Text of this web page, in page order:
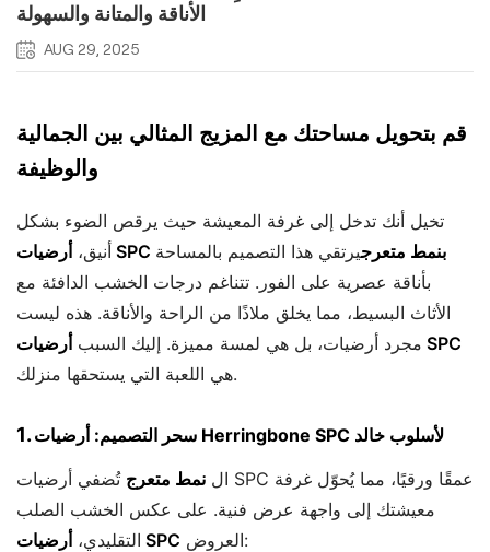
الأناقة والمتانة والسهولة
AUG 29, 2025
قم بتحويل مساحتك مع المزيج المثالي بين الجمالية
والوظيفة
تخيل أنك تدخل إلى غرفة المعيشة حيث يرقص الضوء بشكل
أنيق،
أرضيات SPC بنمط متعرجيرتقي هذا التصميم بالمساحة
بأناقة عصرية على الفور. تتناغم درجات الخشب الدافئة مع
الأثاث البسيط، مما يخلق ملاذًا من الراحة والأناقة. هذه ليست
مجرد أرضيات، بل هي لمسة مميزة. إليك السبب أرضيات SPC
هي اللعبة التي يستحقها منزلك.
1.
سحر التصميم: أرضيات Herringbone SPC لأسلوب خالد
ال نمط متعرج تُضفي أرضيات SPC عمقًا ورقيًا، مما يُحوّل غرفة
معيشتك إلى واجهة عرض فنية. على عكس الخشب الصلب
التقليدي، أرضيات SPC العروض: